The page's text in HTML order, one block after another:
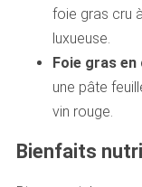
foie gras cru
luxueuse.
Foie gras en
une pâte
vin rouge.
Bienfaits